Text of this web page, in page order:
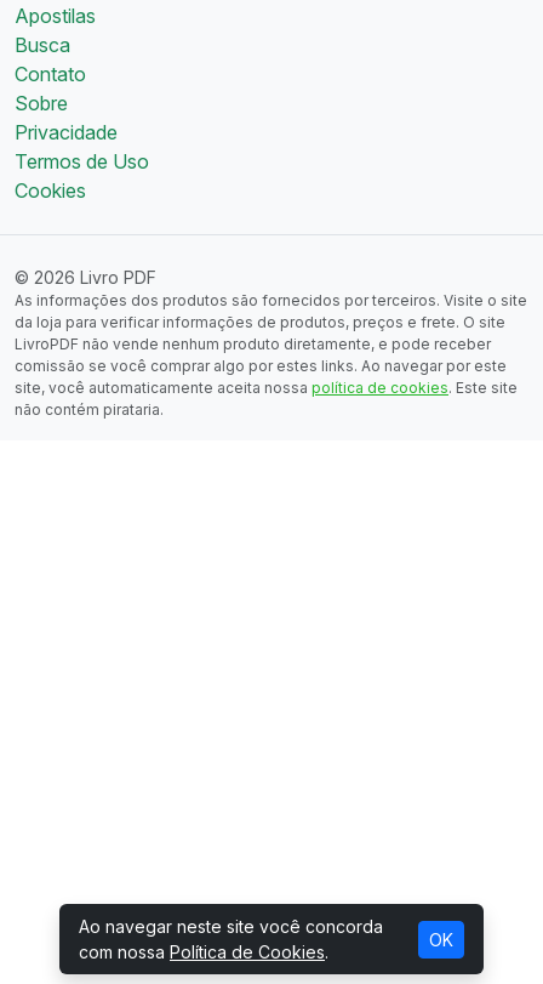
Apostilas
Busca
Contato
Sobre
Privacidade
Termos de Uso
Cookies
© 2026 Livro PDF
As informações dos produtos são fornecidos por terceiros. Visite o site
da loja para verificar informações de produtos, preços e frete. O site
LivroPDF não vende nenhum produto diretamente, e pode receber
comissão se você comprar algo por estes links. Ao navegar por este
site, você automaticamente aceita nossa política de cookies. Este site
não contém pirataria.
Ao navegar neste site você concorda
com nossa Política de Cookies.
OK